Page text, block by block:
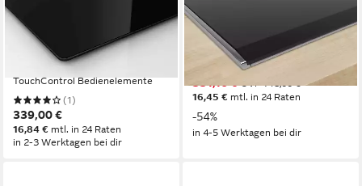
Elektro-Kochfeld
PKE611FP2E
Anzahl Kochzonen
rahmenlos Rahmen
TouchControl Bedienelemente
(1)
339,00 €
16,84 € mtl. in 24 Raten
in 2-3 Werktagen bei dir
Elektro-Kochfeld Serie 6
PKF375FP2E
Anzahl Kochzonen
Facettenschliff
UVP718,00 €
16,45 € mtl. in 24 Raten
-54%
in 4-5 Werktagen bei dir